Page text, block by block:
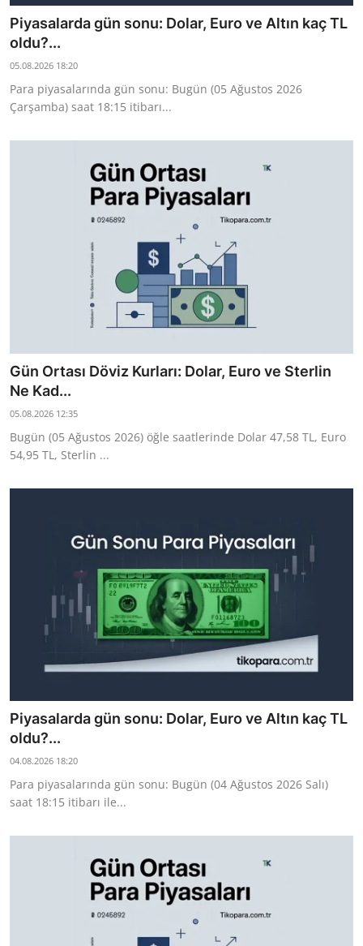
Piyasalarda gün sonu: Dolar, Euro ve Altın kaç TL
oldu?...
05.08.2026 18:20
Para piyasalarında gün sonu: Bugün (05 Ağustos 2026
Çarşamba) saat 18:15 itibarı...
Gün Ortası Döviz Kurları: Dolar, Euro ve Sterlin
Ne Kad...
05.08.2026 12:35
Bugün (05 Ağustos 2026) öğle saatlerinde Dolar 47,58 TL, Euro
54,95 TL, Sterlin ...
Piyasalarda gün sonu: Dolar, Euro ve Altın kaç TL
oldu?...
04.08.2026 18:20
Para piyasalarında gün sonu: Bugün (04 Ağustos 2026 Salı)
saat 18:15 itibarı ile...